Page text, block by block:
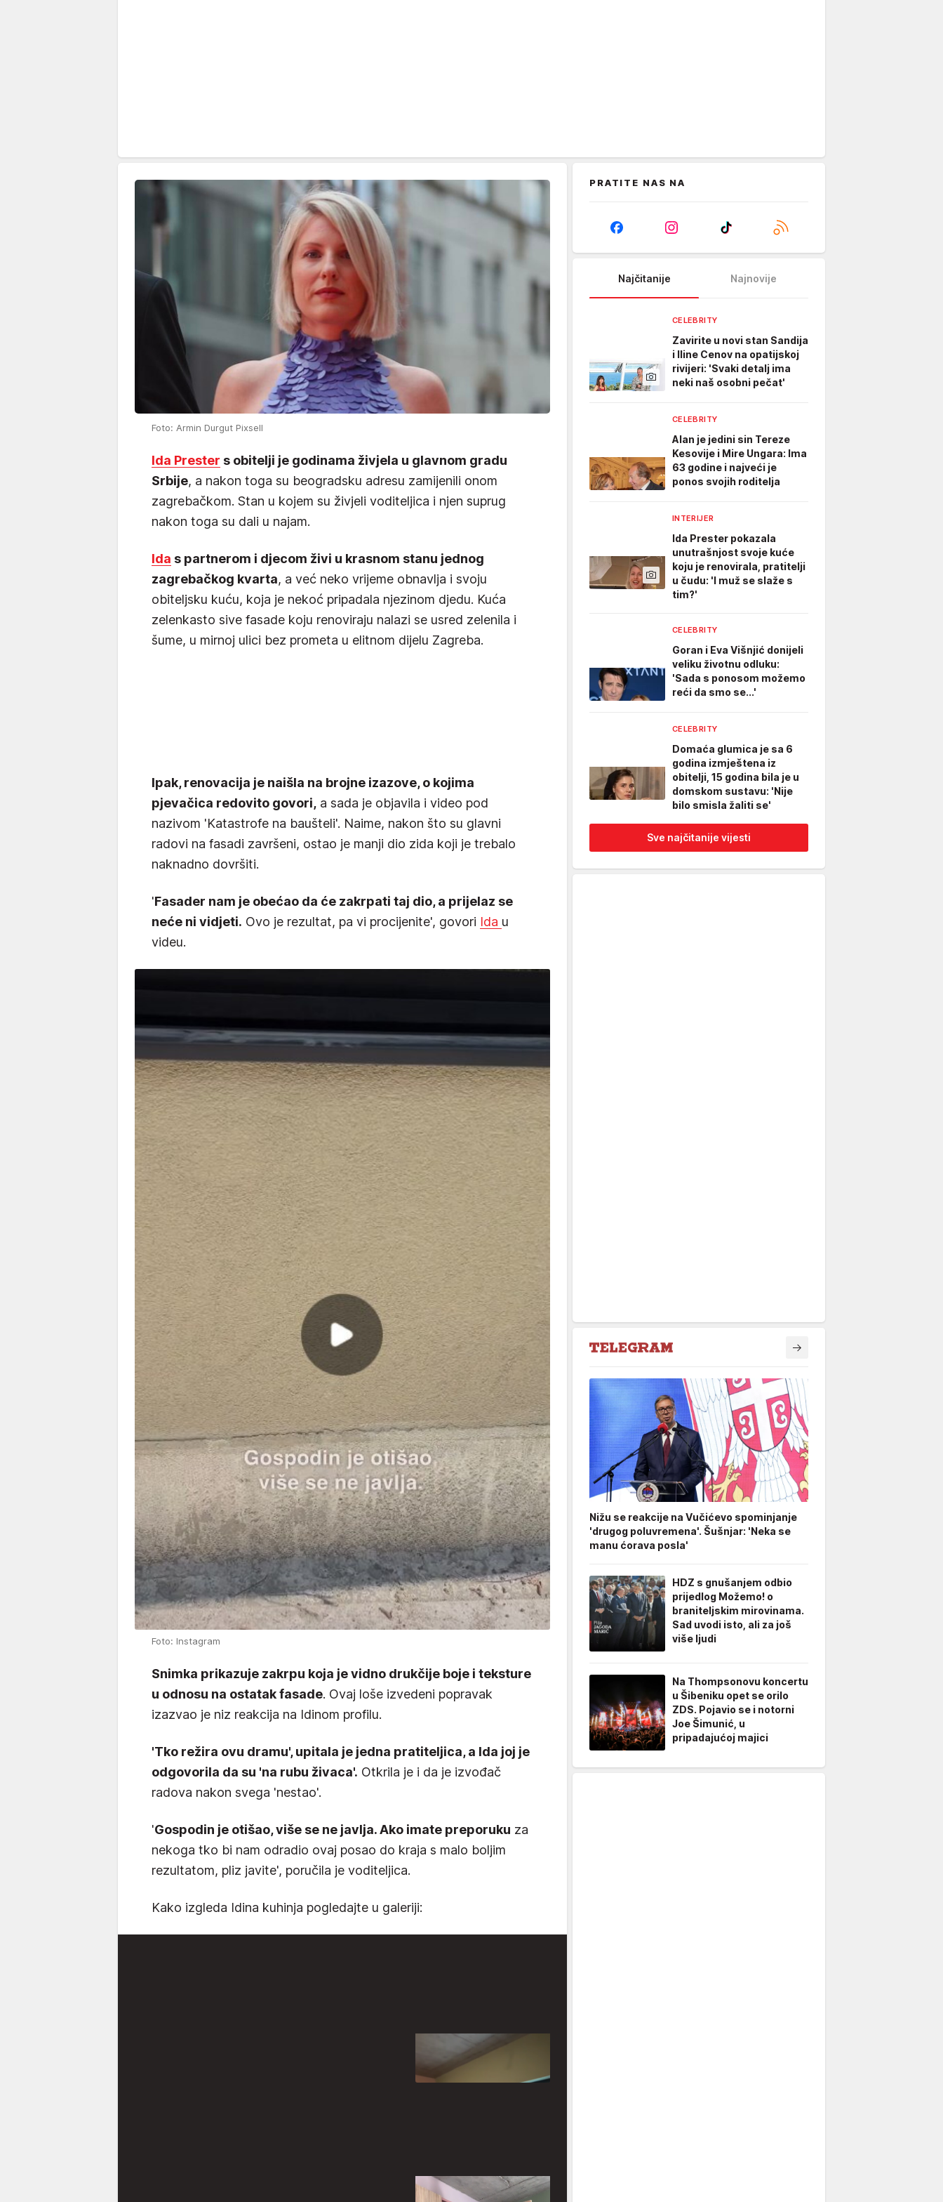
Foto: Armin Durgut Pixsell
Ida Prester s obitelji je godinama živjela u glavnom gradu
Srbije, a nakon toga su beogradsku adresu zamijenili onom
zagrebačkom. Stan u kojem su živjeli voditeljica i njen suprug
nakon toga su dali u najam.
Ida s partnerom i djecom živi u krasnom stanu jednog
zagrebačkog kvarta, a već neko vrijeme obnavlja i svoju
obiteljsku kuću, koja je nekoć pripadala njezinom djedu. Kuća
zelenkasto sive fasade koju renoviraju nalazi se usred zelenila i
šume, u mirnoj ulici bez prometa u elitnom dijelu Zagreba.
Ipak, renovacija je naišla na brojne izazove, o kojima
pjevačica redovito govori, a sada je objavila i video pod
nazivom 'Katastrofe na baušteli'. Naime, nakon što su glavni
radovi na fasadi završeni, ostao je manji dio zida koji je trebalo
naknadno dovršiti.
'Fasader nam je obećao da će zakrpati taj dio, a prijelaz se
neće ni vidjeti. Ovo je rezultat, pa vi procijenite', govori Ida u
videu.
Foto: Instagram
Snimka prikazuje zakrpu koja je vidno drukčije boje i teksture
u odnosu na ostatak fasade. Ovaj loše izvedeni popravak
izazvao je niz reakcija na Idinom profilu.
'Tko režira ovu dramu', upitala je jedna pratiteljica, a Ida joj je
odgovorila da su 'na rubu živaca'. Otkrila je i da je izvođač
radova nakon svega 'nestao'.
'Gospodin je otišao, više se ne javlja. Ako imate preporuku za
nekoga tko bi nam odradio ovaj posao do kraja s malo boljim
rezultatom, pliz javite', poručila je voditeljica.
Kako izgleda Idina kuhinja pogledajte u galeriji:
PRATITE NAS NA
Najčitanije Najnovije
CELEBRITY
Zavirite u novi stan Sandija
i Iline Cenov na opatijskoj
rivijeri: 'Svaki detalj ima
neki naš osobni pečat'
CELEBRITY
Alan je jedini sin Tereze
Kesovije i Mire Ungara: Ima
63 godine i najveći je
ponos svojih roditelja
INTERIJER
Ida Prester pokazala
unutrašnjost svoje kuće
koju je renovirala, pratitelji
u čudu: 'I muž se slaže s
tim?'
CELEBRITY
Goran i Eva Višnjić donijeli
veliku životnu odluku:
'Sada s ponosom možemo
reći da smo se...'
CELEBRITY
Domaća glumica je sa 6
godina izmještena iz
obitelji, 15 godina bila je u
domskom sustavu: 'Nije
bilo smisla žaliti se'
Sve najčitanije vijesti
Nižu se reakcije na Vučićevo spominjanje
'drugog poluvremena'. Šušnjar: 'Neka se
manu ćorava posla'
HDZ s gnušanjem odbio
prijedlog Možemo! o
braniteljskim mirovinama.
Sad uvodi isto, ali za još
više ljudi
Na Thompsonovu koncertu
u Šibeniku opet se orilo
ZDS. Pojavio se i notorni
Joe Šimunić, u
pripadajućoj majici